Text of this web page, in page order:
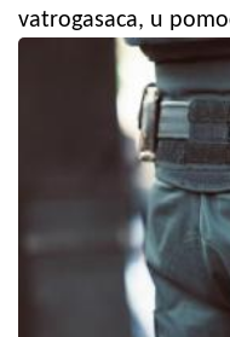
vatrogasaca, u